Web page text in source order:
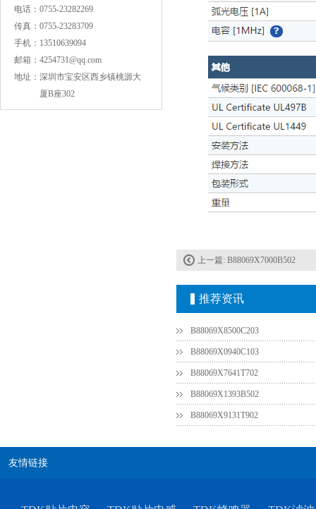
电话： 0755-23282269
传真： 0755-23283709
手机： 13510639094
邮箱： 4254731@qq.com
地址： 深圳市宝安区西乡镇桃源大
厦B座302
上一篇: B88069X7000B502
推荐资讯
B88069X8500C203
B88069X0940C103
B88069X7641T702
B88069X1393B502
B88069X9131T902
友情链接